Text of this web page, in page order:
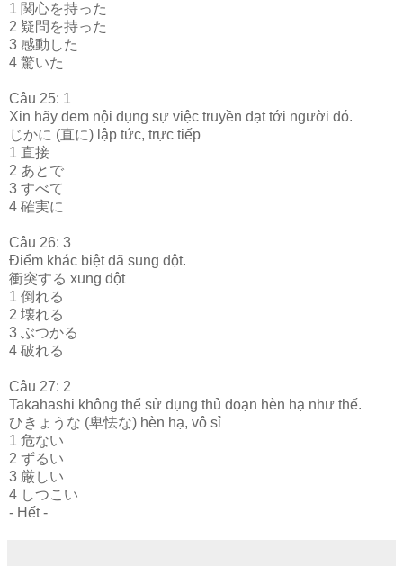
1 関心を持った
2 疑問を持った
3 感動した
4 驚いた
Câu 25: 1
Xin hãy đem nội dụng sự việc truyền đạt tới người đó.
じかに (直に) lập tức, trực tiếp
1 直接
2 あとで
3 すべて
4 確実に
Câu 26: 3
Điểm khác biệt đã sung đột.
衝突する xung đột
1 倒れる
2 壊れる
3 ぶつかる
4 破れる
Câu 27: 2
Takahashi không thể sử dụng thủ đoạn hèn hạ như thế.
ひきょうな (卑怯な) hèn hạ, vô sỉ
1 危ない
2 ずるい
3 厳しい
4 しつこい
- Hết -